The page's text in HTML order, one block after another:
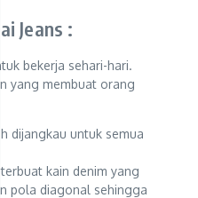
Jeans :
bekerja sehari-hari.
yang membuat orang
dijangkau untuk semua
kain denim yang
pola diagonal sehingga